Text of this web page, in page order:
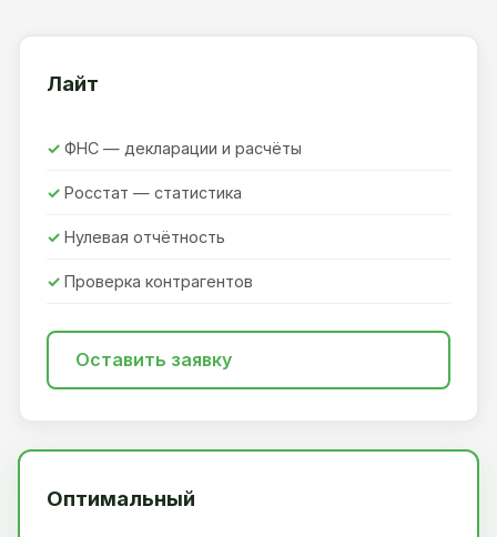
Лайт
ФНС — декларации и расчёты
Росстат — статистика
Нулевая отчётность
Проверка контрагентов
Оставить заявку
Оптимальный